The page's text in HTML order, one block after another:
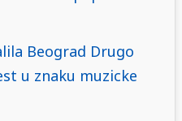
Beograd Drugo
u znaku muzicke